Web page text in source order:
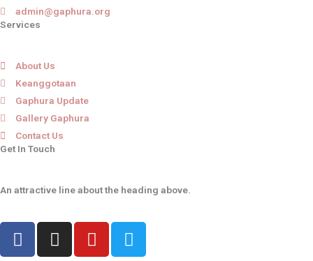
admin@gaphura.org
Services
About Us
Keanggotaan
Gaphura Update
Gallery Gaphura
Contact Us
Get In Touch
An attractive line about the heading above.
F
a
I
n
Y
o
T
w